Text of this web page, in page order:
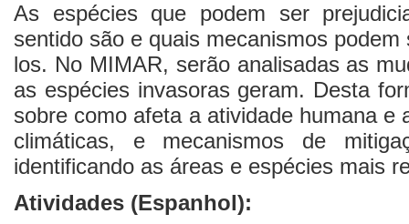
As espécies que podem ser
sentido são e quais mecanismos
los. No MIMAR, serão analisadas as
as espécies invasoras geram. Desta
sobre como afeta a atividade humana e
climáticas, e mecanismos de
identificando as áreas e espécies mais
Atividades (Espanhol):